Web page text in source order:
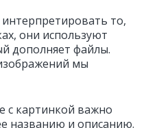
то,
они используют
дополняет файлы.
мы
с картинкой важно
названию и описанию.